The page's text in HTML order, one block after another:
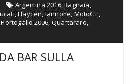
Argentina 2016,Bagnaia,
,Hayden, Iannone, MotoGP,
Portogallo 2006, Quartararo,
BAR SULLA